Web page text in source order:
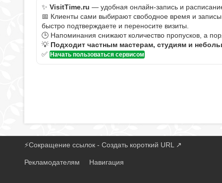
✨ VisitTime.ru — удобная онлайн-запись и
📅 Клиенты сами выбирают свободное время и
быстро подтверждаете и переносите визиты.
🕒 Напоминания снижают количество пропусков, а
💡 Подходит частным мастерам, студиям и
✅ Начать пользоваться сервисом
⚡Сокращение ссылок - Создать короткий URL↗
Рекламодателям Навигация